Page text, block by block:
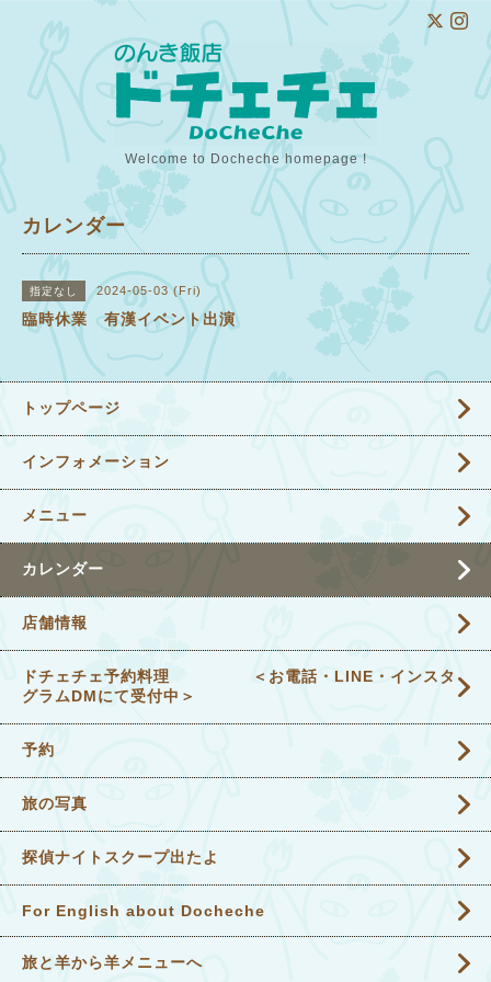
Welcome to Docheche homepage !
カレンダー
指定なし 2024-05-03 (Fri)
臨時休業 有漢イベント出演
トップページ
インフォメーション
メニュー
カレンダー
店舗情報
ドチェチェ予約料理 ＜お電話・LINE・インスタ
グラムDMにて受付中＞
予約
旅の写真
探偵ナイトスクープ出たよ
For English about Docheche
旅と羊から羊メニューへ